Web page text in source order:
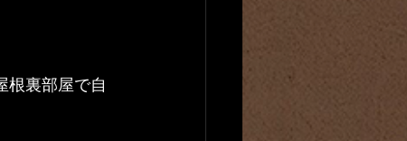
根裏部屋で自